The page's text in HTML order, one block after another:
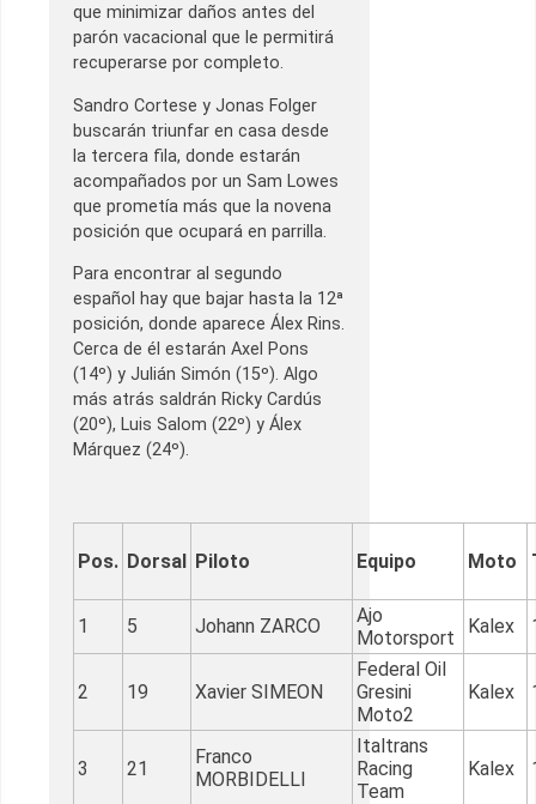
que minimizar daños antes del
parón vacacional que le permitirá
recuperarse por completo.
Sandro Cortese y Jonas Folger
buscarán triunfar en casa desde
la tercera fila, donde estarán
acompañados por un Sam Lowes
que prometía más que la novena
posición que ocupará en parrilla.
Para encontrar al segundo
español hay que bajar hasta la 12ª
posición, donde aparece Álex Rins.
Cerca de él estarán Axel Pons
(14º) y Julián Simón (15º). Algo
más atrás saldrán Ricky Cardús
(20º), Luis Salom (22º) y Álex
Márquez (24º).
Pos. Dorsal Piloto Equipo Moto
1 5 Johann ZARCO
Ajo
Motorsport
Kalex
2 19 Xavier SIMEON
Federal Oil
Gresini
Moto2
Kalex
3 21
Franco
MORBIDELLI
Italtrans
Racing
Team
Kalex